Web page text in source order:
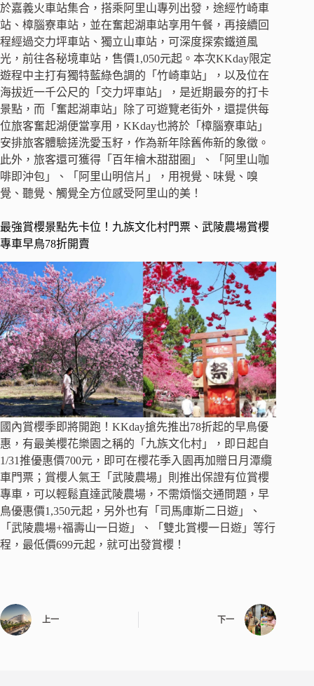
於嘉義火車站集合，搭乘阿里山專列出發，途經竹崎車
站、樟腦寮車站，並在奮起湖車站享用午餐，再接續回
程經過交力坪車站、獨立山車站，可深度探索鐵道風
光，前往各秘境車站，售價1,050元起。本次KKday限定
遊程中主打有獨特藍綠色調的「竹崎車站」，以及位在
海拔近一千公尺的「交力坪車站」，是近期最夯的打卡
景點，而「奮起湖車站」除了可遊覽老街外，還提供每
位旅客奮起湖便當享用，KKday也將於「樟腦寮車站」
安排旅客體驗搓洗愛玉籽，作為新年除舊佈新的象徵。
此外，旅客還可獲得「百年檜木甜甜圈」、「阿里山咖
啡即沖包」、「阿里山明信片」，用視覺、味覺、嗅
覺、聽覺、觸覺全方位感受阿里山的美！
最強賞櫻景點先卡位！九族文化村門票、武陵農場賞櫻
專車早鳥78折開賣
國內賞櫻季即將開跑！KKday搶先推出78折起的早鳥優
惠，有最美櫻花樂園之稱的「九族文化村」，即日起自
1/31推優惠價700元，即可在櫻花季入園再加贈日月潭纜
車門票；賞櫻人氣王「武陵農場」則推出保證有位賞櫻
專車，可以輕鬆直達武陵農場，不需煩惱交通問題，早
鳥優惠價1,350元起，另外也有「司馬庫斯二日遊」、
「武陵農場+福壽山一日遊」、「雙北賞櫻一日遊」等行
程，最低價699元起，就可出發賞櫻！
上一 下一